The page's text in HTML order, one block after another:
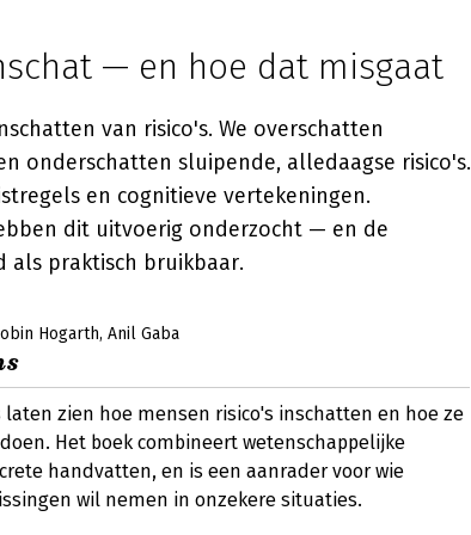
— en hoe dat misgaat
van risico's. We overschatten
onderschatten sluipende, alledaagse risico's.
en cognitieve vertekeningen.
dit uitvoerig onderzocht — en de
als praktisch bruikbaar.
Hogarth Anil Gaba
laten zien hoe mensen risico's inschatten en hoe ze
Het boek combineert wetenschappelijke
handvatten, en is een aanrader voor wie
wil nemen in onzekere situaties.